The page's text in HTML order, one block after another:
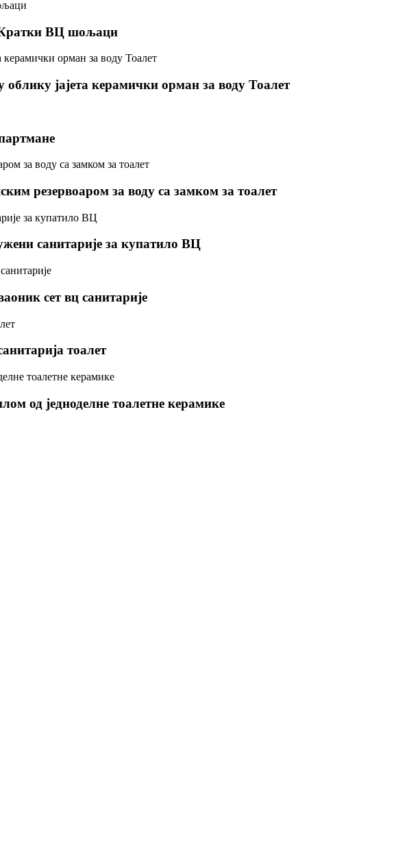
Кратки ВЦ шољаци
јајета керамички орман за воду Тоалет
резервоаром за воду са замком за тоалет
санитарије за купатило ВЦ
сет вц санитарије
тоалет
од једноделне тоалетне керамике